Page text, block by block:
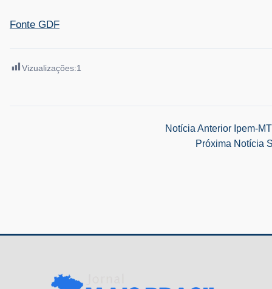
Fonte GDF
Vizualizações:1
Notícia Anterior Ipem-
Próxima Notícia